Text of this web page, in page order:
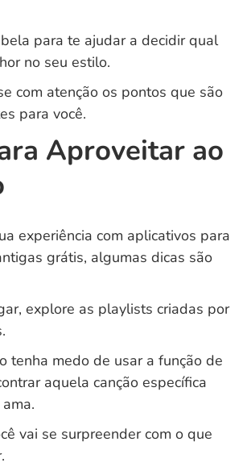
para te ajudar a decidir qual
no seu estilo.
com atenção os pontos que são
para você.
Aproveitar ao
experiência com aplicativos para
grátis, algumas dicas são
explore as playlists criadas por
tenha medo de usar a função de
aquela canção específica
vai se surpreender com o que